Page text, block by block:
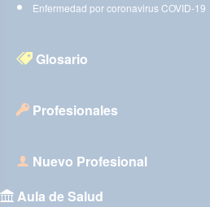
Enfermedad por coronavirus COVID-19
Glosario
Profesionales
Nuevo Profesional
Aula de Salud